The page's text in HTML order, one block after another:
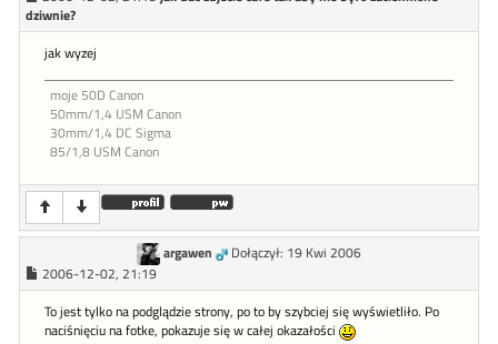
dziwnie?
jak wyzej
moje 50D Canon
50mm/1,4 USM Canon
30mm/1,4 DC Sigma
85/1,8 USM Canon
argawen
Dołączył: 19 Kwi 2006
2006-12-02, 21:19
To jest tylko na podglądzie strony, po to by szybciej się wyświetliło. Po
naciśnięciu na fotke, pokazuje się w całej okazałości